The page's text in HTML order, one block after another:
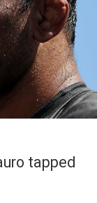
tapped